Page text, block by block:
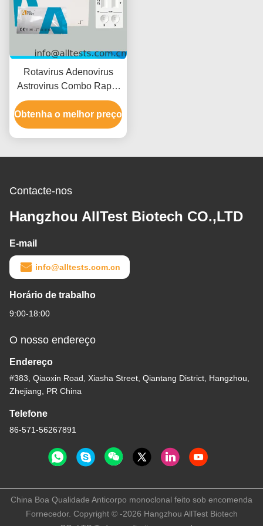
Rotavirus Adenovirus
Astrovirus Combo Rapid
Test com tempo de leitura
de 15 minutos Certificado
CE e alta precisão
Obtenha o melhor preço
Contacte-nos
Hangzhou AllTest Biotech CO.,LTD
E-mail
info@alltests.com.cn
Horário de trabalho
9:00-18:00
O nosso endereço
Endereço
#383, Qiaoxin Road, Xiasha Street, Qiantang District, Hangzhou,
Zhejiang, PR China
Telefone
86-571-56267891
China Boa Qualidade Anticorpo monoclonal feito sob encomenda
Fornecedor. Copyright © -2026 Hangzhou AllTest Biotech